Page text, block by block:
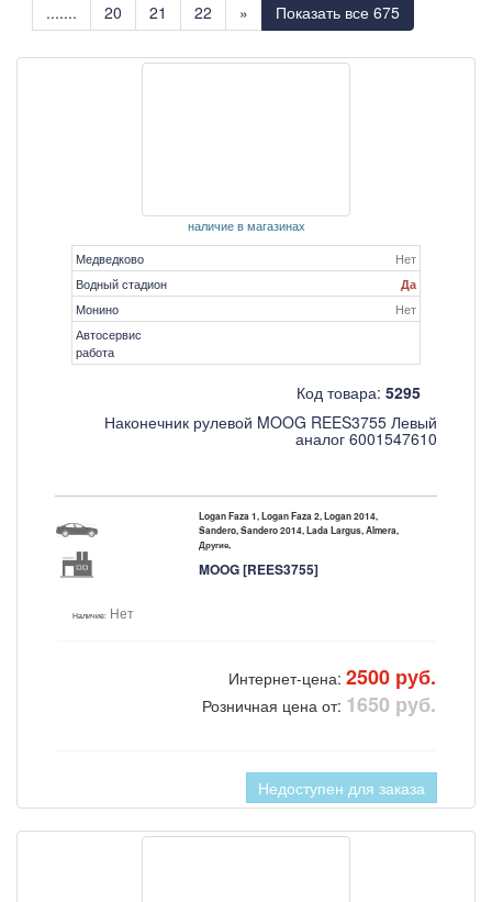
.......
20 21 22 » Показать все 675
наличие в магазинах
Медведково
Нет
Водный стадион
Да
Монино
Нет
Автосервис
работа
Код товара: 5295
Наконечник рулевой MOOG REES3755 Левый
аналог 6001547610
Logan Faza 1, Logan Faza 2, Logan 2014,
Sandero, Sandero 2014, Lada Largus, Almera,
Другие,
MOOG [REES3755]
Наличие: Нет
Интернет-цена: 2500 руб.
Розничная цена от: 1650 руб.
Недоступен для заказа